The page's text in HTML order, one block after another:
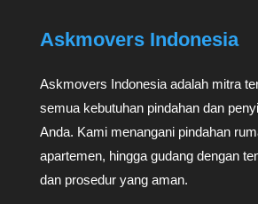
Askmovers Indonesia
Askmovers Indonesia adalah mitra
semua kebutuhan pindahan dan
Anda. Kami menangani pindahan
apartemen, hingga gudang dengan
dan prosedur yang aman.